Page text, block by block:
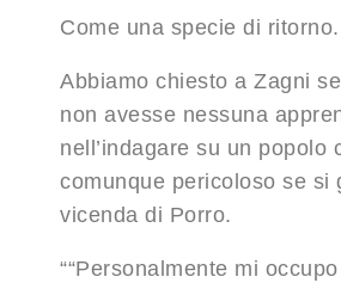
Come una specie di ritorno.
Abbiamo chiesto a Zagni
non avesse nessuna
nell’indagare su un popolo
comunque pericoloso se si
vicenda di Porro.
““Personalmente mi